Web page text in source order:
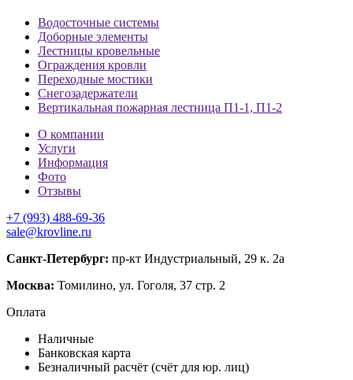
Водосточные системы
Доборные элементы
Лестницы кровельные
Ограждения кровли
Переходные мостики
Снегозадержатели
Вертикальная пожарная лестница П1-1, П1-2
О компании
Услуги
Информация
Фото
Отзывы
+7 (993) 488-69-36
sale@krovline.ru
Санкт-Петербург: пр-кт Индустриальный, 29 к. 2а
Москва: Томилино, ул. Гоголя, 37 стр. 2
Оплата
Наличные
Банковская карта
Безналичный расчёт (счёт для юр. лиц)